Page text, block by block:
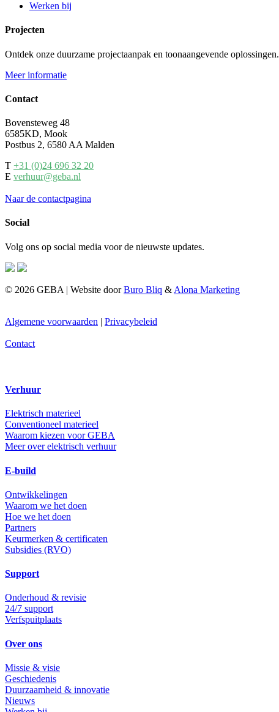
Werken bij
Projecten
Ontdek onze duurzame projectaanpak en toonaangevende oplossingen.
Meer informatie
Contact
Bovensteweg 48
6585KD, Mook
Postbus 2, 6580 AA Malden
T +31 (0)24 696 32 20
E verhuur@geba.nl
Naar de contactpagina
Social
Volg ons op social media voor de nieuwste updates.
© 2026 GEBA | Website doorBuro Bliq & Alona Marketing
Algemene voorwaarden | Privacybeleid
Contact
Verhuur
Elektrisch materieel
Conventioneel materieel
Waarom kiezen voor GEBA
Meer over elektrisch verhuur
E-build
Ontwikkelingen
Waarom we het doen
Hoe we het doen
Partners
Keurmerken & certificaten
Subsidies (RVO)
Support
Onderhoud & revisie
24/7 support
Verfspuitplaats
Over ons
Missie & visie
Geschiedenis
Duurzaamheid & innovatie
Nieuws